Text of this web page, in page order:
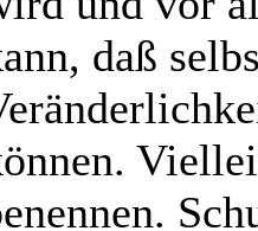
daß